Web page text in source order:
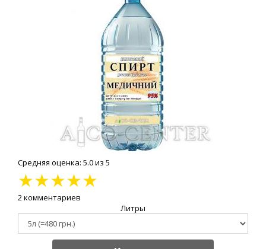
Средняя оценка: 5.0 из 5
★★★★★
2 комментариев
Литры